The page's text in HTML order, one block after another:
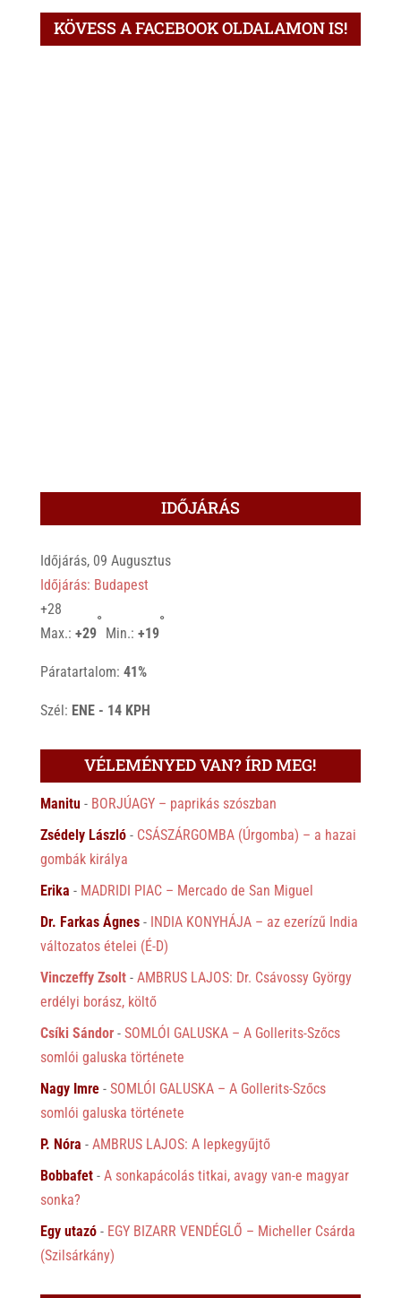
KÖVESS A FACEBOOK OLDALAMON IS!
IDŐJÁRÁS
Időjárás, 09 Augusztus
Időjárás: Budapest
+28
Max.: +29
°
Min.: +19
°
Páratartalom: 41%
Szél: ENE - 14 KPH
VÉLEMÉNYED VAN? ÍRD MEG!
Manitu- BORJÚAGY – paprikás szószban
Zsédely László- CSÁSZÁRGOMBA (Úrgomba) – a hazai
gombák királya
Erika - MADRIDI PIAC – Mercado de San Miguel
Dr. Farkas Ágnes- INDIA KONYHÁJA – az ezerízű India
változatos ételei (É-D)
Vinczeffy Zsolt- AMBRUS LAJOS: Dr. Csávossy György
erdélyi borász, költő
Csíki Sándor- SOMLÓI GALUSKA – A Gollerits-Szőcs
somlói galuska története
Nagy Imre- SOMLÓI GALUSKA – A Gollerits-Szőcs
somlói galuska története
P. Nóra - AMBRUS LAJOS: A lepkegyűjtő
Bobbafet- A sonkapácolás titkai, avagy van-e magyar
sonka?
Egy utazó- EGY BIZARR VENDÉGLŐ – Micheller Csárda
(Szilsárkány)